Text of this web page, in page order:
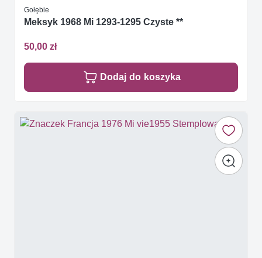
Gołębie
Meksyk 1968 Mi 1293-1295 Czyste **
50,00 zł
Dodaj do koszyka